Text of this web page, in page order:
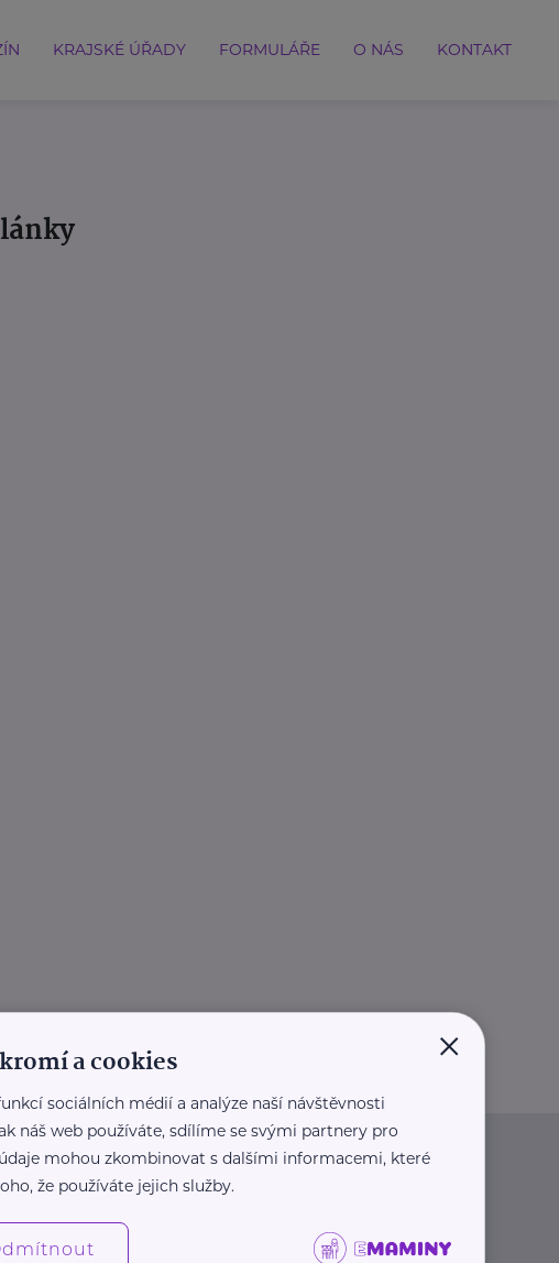
KRAJSKÉ ÚŘADY FORMULÁŘE O NÁS KONTAKT
×
a cookies
sociálních médií a analýze naší návštěvnosti
náš web používáte, sdílíme se svými partnery pro
mohou zkombinovat s dalšími informacemi, které
že používáte jejich služby.